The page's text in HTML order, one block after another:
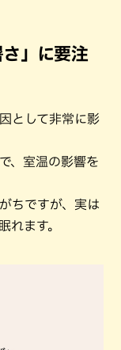
」に要注
として非常に影
、室温の影響を
ちですが、実は
れます。